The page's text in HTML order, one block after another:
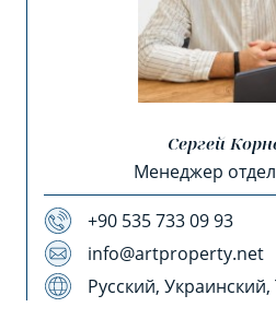
Сергей
Менеджер
+90 535 733 09 93
info@artproperty.net
Русский,